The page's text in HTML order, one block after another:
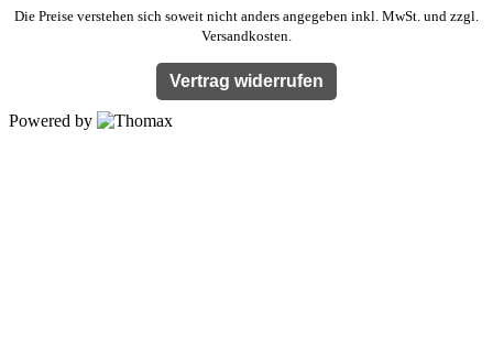
Die Preise verstehen sich soweit nicht anders angegeben inkl. MwSt. und zzgl.
Versandkosten.
Vertrag widerrufen
Powered by